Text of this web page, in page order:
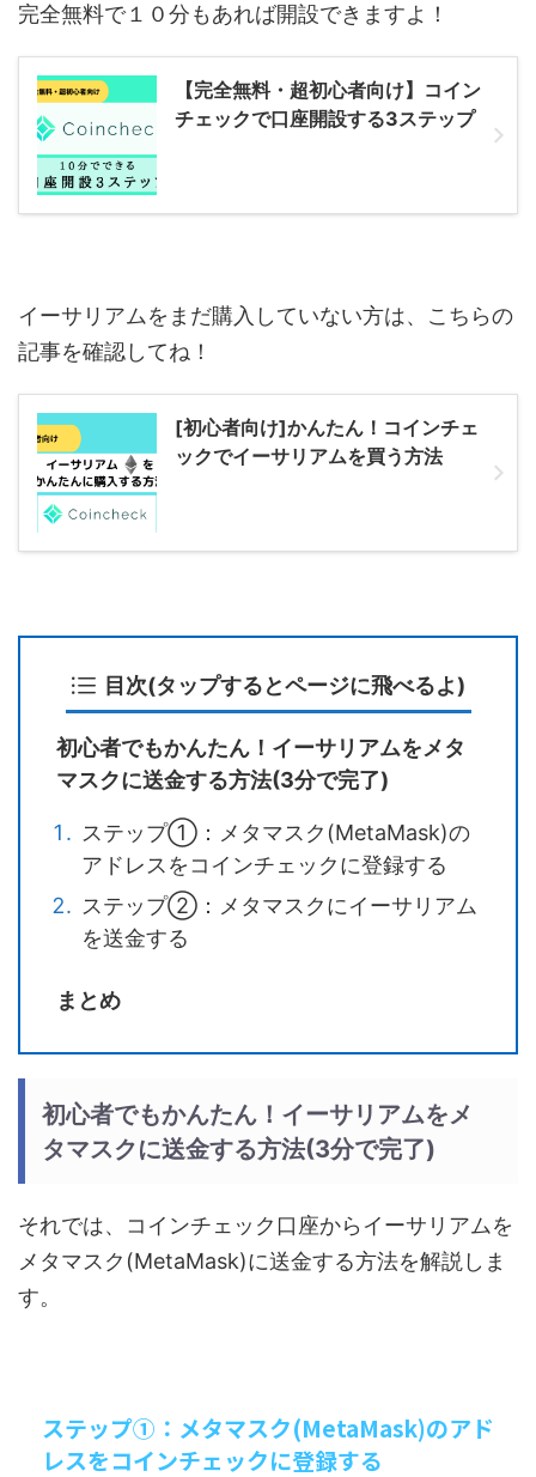
完全無料で１０分もあれば開設できますよ！
【完全無料・超初心者向け】コイン
チェックで口座開設する3ステップ
イーサリアムをまだ購入していない方は、こちらの
記事を確認してね！
[初心者向け]かんたん！コインチェ
ックでイーサリアムを買う方法
目次(タップするとページに飛べるよ)
初心者でもかんたん！イーサリアムをメタ
マスクに送金する方法(3分で完了)
ステップ①：メタマスク(MetaMask)の
アドレスをコインチェックに登録する
ステップ②：メタマスクにイーサリアム
を送金する
まとめ
初心者でもかんたん！イーサリアムをメ
タマスクに送金する方法(3分で完了)
それでは、コインチェック口座からイーサリアムを
メタマスク(MetaMask)に送金する方法を解説しま
す。
ステップ①：メタマスク(MetaMask)のアド
レスをコインチェックに登録する